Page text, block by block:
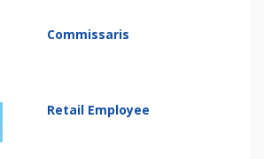
Commissaris
Retail Employee